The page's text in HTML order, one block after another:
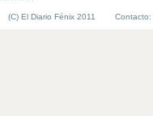
(C) El Diario Fénix 2011 Contacto: